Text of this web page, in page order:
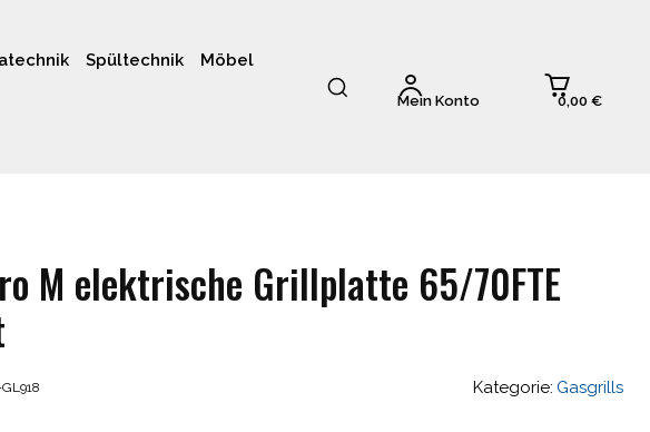
Spültechnik Möbel
Mein Konto 0,00 €
M elektrische Grillplatte 65/70FTE
Kategorie: Gasgrills